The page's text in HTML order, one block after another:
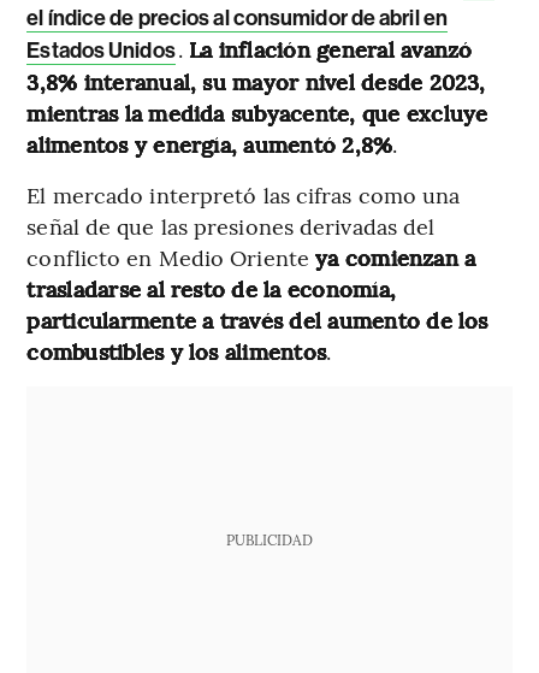
el índice de precios al consumidor de abril en
Estados Unidos. La inflación general avanzó
3,8% interanual, su mayor nivel desde 2023,
mientras la medida subyacente, que excluye
alimentos y energía, aumentó 2,8%.
El mercado interpretó las cifras como una
señal de que las presiones derivadas del
conflicto en Medio Orienteya comienzan a
trasladarse al resto de la economía,
particularmente a través del aumento de los
combustibles y los alimentos.
PUBLICIDAD